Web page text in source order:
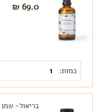
69.0 ₪
כמות: